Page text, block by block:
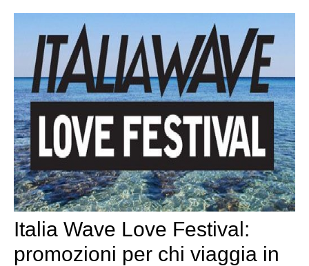
Italia Wave Love Festival:
promozioni per chi viaggia in